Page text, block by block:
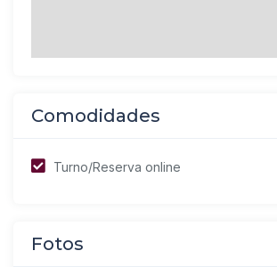
Comodidades
Turno/Reserva online
Fotos